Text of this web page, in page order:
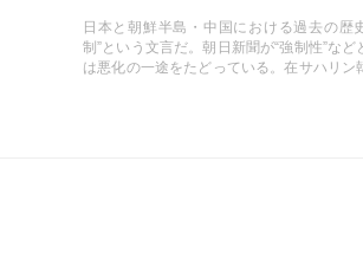
日本と朝鮮半島・中国における過去の歴
制”という文言だ。朝日新聞が“強制性”な
は悪化の一途をたどっている。在サハリ
「強制移住」と、史実と異なるシールが